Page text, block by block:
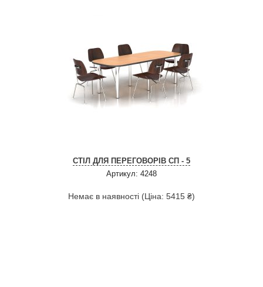
СТІЛ ДЛЯ ПЕРЕГОВОРІВ СП - 5
Артикул: 4248
Немає в наявності (Ціна: 5415 ₴)